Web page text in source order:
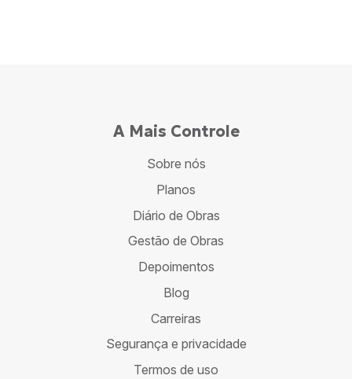
A Mais Controle
Sobre nós
Planos
Diário de Obras
Gestão de Obras
Depoimentos
Blog
Carreiras
Segurança e privacidade
Termos de uso